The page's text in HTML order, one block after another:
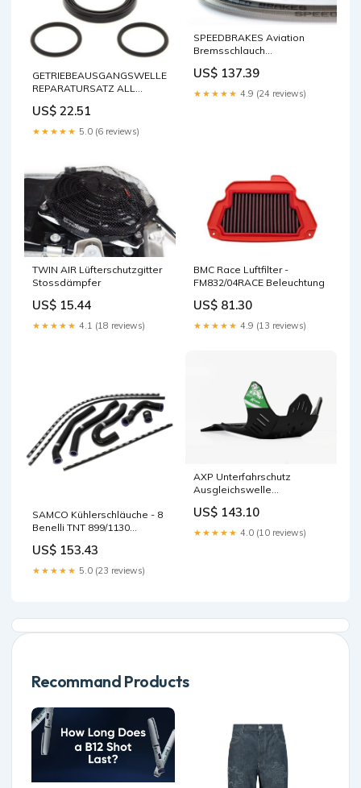
GETRIEBEAUSGANGSWELLEN-
REPARATURSATZ ALL
US$ 22.51
★★★★★ 5.0 (6 reviews)
SPEEDBRAKES Aviation
Bremsschlauch
Profilierte Motorrad-Reifen
mit Straßenzulassung
US$ 137.39
★★★★★ 4.9 (24 reviews)
TWIN AIR Lüfterschutzgitter
Stossdämpfer
US$ 15.44
★★★★★ 4.1 (18 reviews)
BMC Race Luftfilter -
FM832/04RACE Beleuchtung
US$ 81.30
★★★★★ 4.9 (13 reviews)
SAMCO Kühlerschläuche - 8
Benelli TNT 899/1130
für Handschützer
US$ 153.43
★★★★★ 5.0 (23 reviews)
AXP Unterfahrschutz
Ausgleichswelle
US$ 143.10
★★★★★ 4.0 (10 reviews)
Recommand Products